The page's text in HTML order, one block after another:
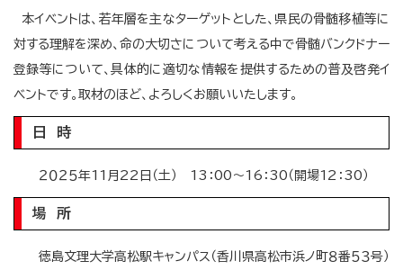
本イベントは、若年層を主なターゲットとした、県民の骨髄移植等に
対する理解を深め、命の大切さについて考える中で骨髄バンクドナー
登録等について、具体的に適切な情報を提供するための普及啓発イ
ベントです。取材のほど、よろしくお願いいたします。
日 時
２０２５年11月22日（土） 13：00～16：30（開場12：30）
場 所
徳島文理大学高松駅キャンパス（香川県高松市浜ノ町８番５３号）